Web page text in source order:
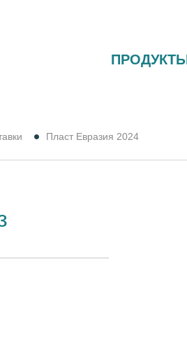
Пласт Евразия 2024